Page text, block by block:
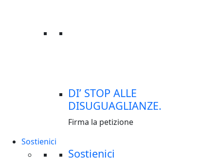
DI’ STOP ALLE
DISUGUAGLIANZE.
Firma la petizione
Sostienici
Sostienici